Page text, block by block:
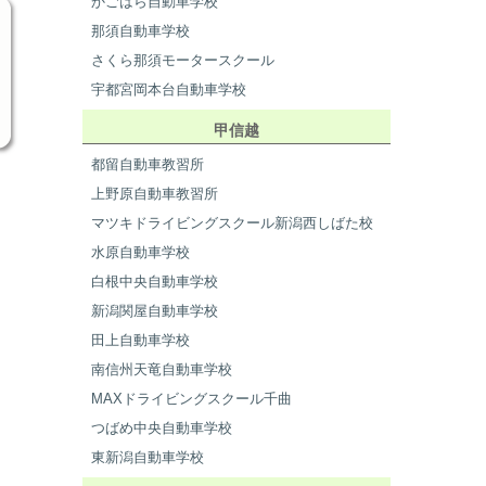
那須自動車学校
さくら那須モータースクール
宇都宮岡本台自動車学校
甲信越
都留自動車教習所
上野原自動車教習所
マツキドライビングスクール新潟西しばた校
水原自動車学校
白根中央自動車学校
新潟関屋自動車学校
田上自動車学校
南信州天竜自動車学校
MAXドライビングスクール千曲
つばめ中央自動車学校
東新潟自動車学校